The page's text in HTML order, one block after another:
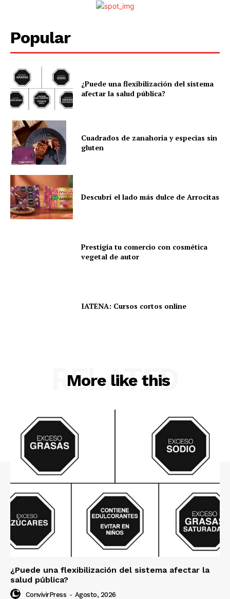
Popular
¿Puede una flexibilización del sistema
afectar la salud pública?
Cuadrados de zanahoria y especias sin
gluten
Descubrí el lado más dulce de Arrocitas
Prestigia tu comercio con cosmética
vegetal de autor
IATENA: Cursos cortos online
More like this
RELATED
¿Puede una flexibilización del sistema afectar la
salud pública?
ConvivirPress - Agosto, 2026